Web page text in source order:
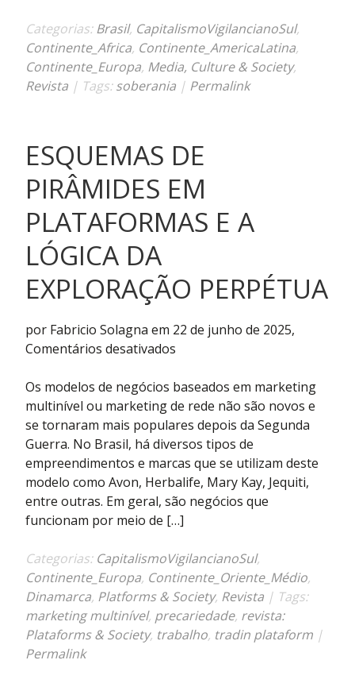
techs
Categorias:Brasil, CapitalismoVigilancianoSul,
Continente_Africa, Continente_AmericaLatina,
Continente_Europa, Media, Culture & Society,
Revista | Tags:soberania | Permalink
ESQUEMAS DE
PIRÂMIDES EM
PLATAFORMAS E A
LÓGICA DA
EXPLORAÇÃO PERPÉTUA
por Fabricio Solagna em 22 de junho de 2025,
Comentários desativados
de
pirâmides
em
plataformas
e
a
lógica
da
perpétua
Os modelos de negócios baseados em marketing
multinível ou marketing de rede não são novos e
se tornaram mais populares depois da Segunda
Guerra. No Brasil, há diversos tipos de
empreendimentos e marcas que se utilizam deste
modelo como Avon, Herbalife, Mary Kay, Jequiti,
entre outras. Em geral, são negócios que
funcionam por meio de […]
Categorias: CapitalismoVigilancianoSul,
Continente_Europa, Continente_Oriente_Médio,
Dinamarca, Platforms & Society, Revista | Tags:
marketing multinível, precariedade, revista:
Plataforms & Society, trabalho, tradin plataform |
Permalink